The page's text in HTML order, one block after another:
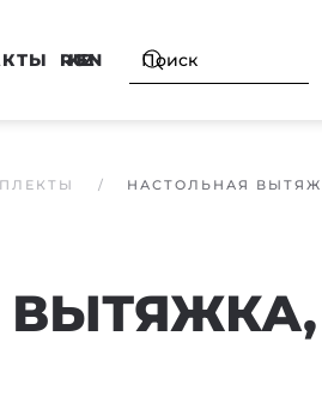
RU
KZ
EN
НАСТОЛЬНАЯ
ВЫТЯЖКА,